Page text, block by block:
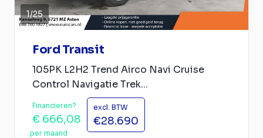
1/25
Ford Transit
105PK L2H2 Trend Airco Navi Cruise
Control Navigatie Trek...
Financieren?
€ 666,08
per maand
excl. BTW
€28.690